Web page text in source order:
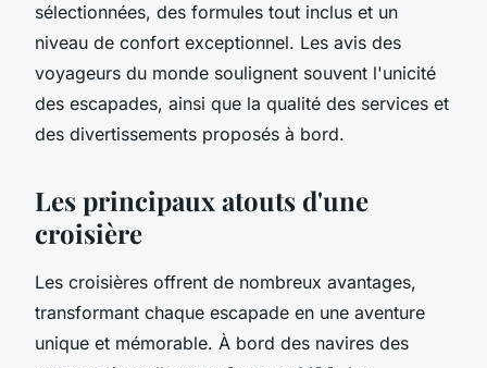
sélectionnées, des formules tout inclus et un
niveau de confort exceptionnel. Les avis des
voyageurs du monde soulignent souvent l'unicité
des escapades, ainsi que la qualité des services et
des divertissements proposés à bord.
Les principaux atouts d'une
croisière
Les croisières offrent de nombreux avantages,
transformant chaque escapade en une aventure
unique et mémorable. À bord des navires des